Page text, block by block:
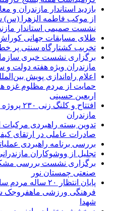
بازدید استاندار مازندران و
از موکب فاطمه الزهرا (س)
نشست صمیمی استاندار
طلای مسابقات جهانی کوراش
تخربب کشتارگاه سنتی پر
برگزاری نشست خبری
مازندران ویژه هفته دولت و
اعلام راه‌اندازی پویش
حمایت از مردم مظلوم غزه
اربعین حسینی
افتتاح و
مازندران
تدوین بسته راهبردی مرکبات
صادرات عاملی در ارتقای
بررسی برنامه راهبردی
تجلیل از ووشوکاران
برگزاری نشست بررسی
صنعتی چمستان نور
پایان انتظار ۲۰
فرهنگی ورزشی ماهفروجک
شهدا